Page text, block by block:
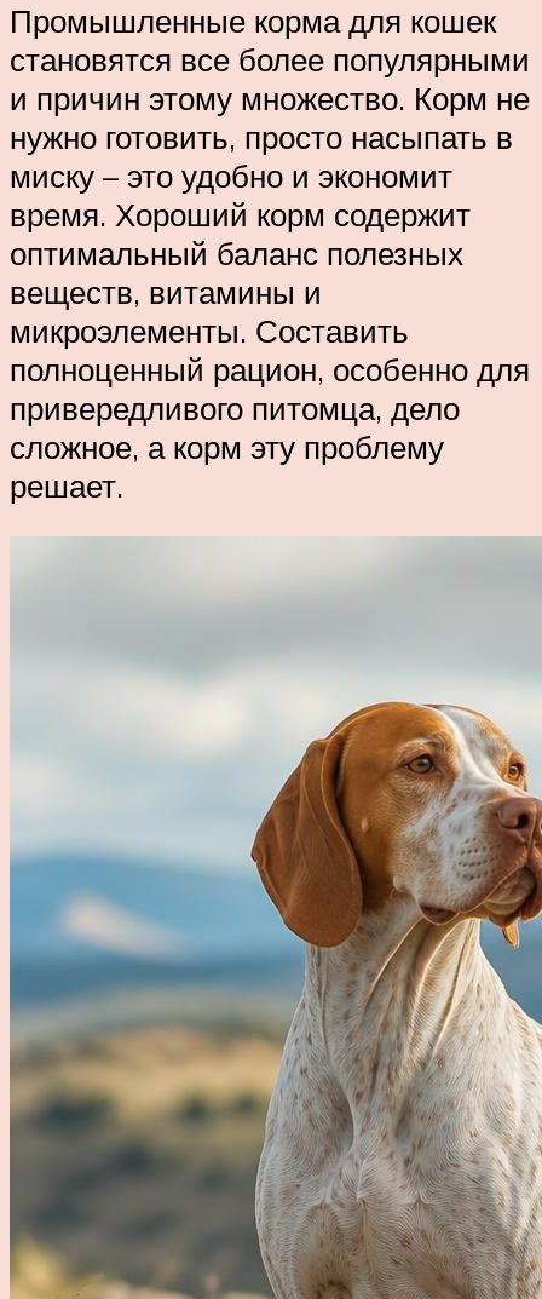
Промышленные корма для кошек
становятся все более популярными
и причин этому множество. Корм не
нужно готовить, просто насыпать в
миску – это удобно и экономит
время. Хороший корм содержит
оптимальный баланс полезных
веществ, витамины и
микроэлементы. Составить
полноценный рацион, особенно для
привередливого питомца, дело
сложное, а корм эту проблему
решает.